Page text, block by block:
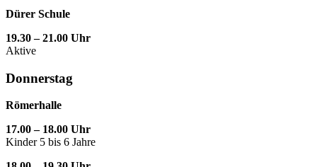
Dürer Schule
19.30 – 21.00 Uhr
Aktive
Donnerstag
Römerhalle
17.00 – 18.00 Uhr
Kinder 5 bis 6 Jahre